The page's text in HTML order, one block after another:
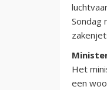
Sondag
Het
een